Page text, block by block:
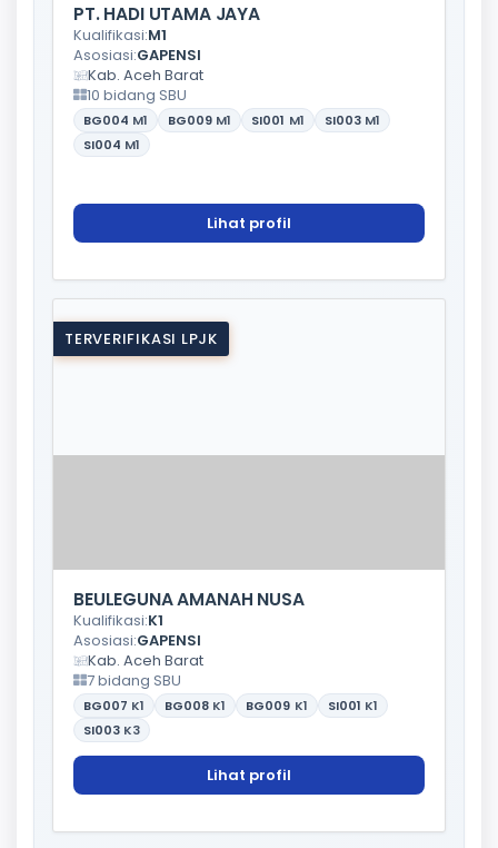
PT. HADI UTAMA JAYA
Kualifikasi:M1
Asosiasi:GAPENSI
Kab. Aceh Barat
10 bidang SBU
BG004 M1 BG009 M1 SI001 M1 SI003 M1
SI004 M1
Lihat profil
TERVERIFIKASI LPJK
BEULEGUNA AMANAH NUSA
Kualifikasi:K1
Asosiasi:GAPENSI
Kab. Aceh Barat
7 bidang SBU
BG007 K1 BG008 K1 BG009 K1 SI001 K1
SI003 K3
Lihat profil